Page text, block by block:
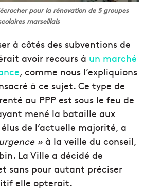
pour la rénovation de 5 groupes
marseillais
à côtés des subventions de
avoir recours à un marché
, comme nous l’expliquions
à ce sujet. Ce type de
au PPP est sous le feu de
mené la bataille aux
de l’actuelle majorité, a
»à la veille du conseil,
La Ville a décidé de
sans pour autant préciser
elle opterait.